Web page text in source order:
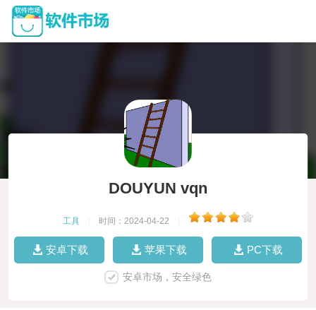
DOUYUN vqn
工具 时间：2024-04-22
安卓下载 苹果下载 PC下载
安卓市场，安全绿色